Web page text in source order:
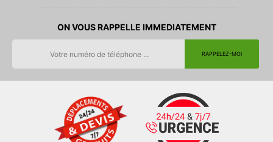
ON VOUS RAPPELLE IMMEDIATEMENT